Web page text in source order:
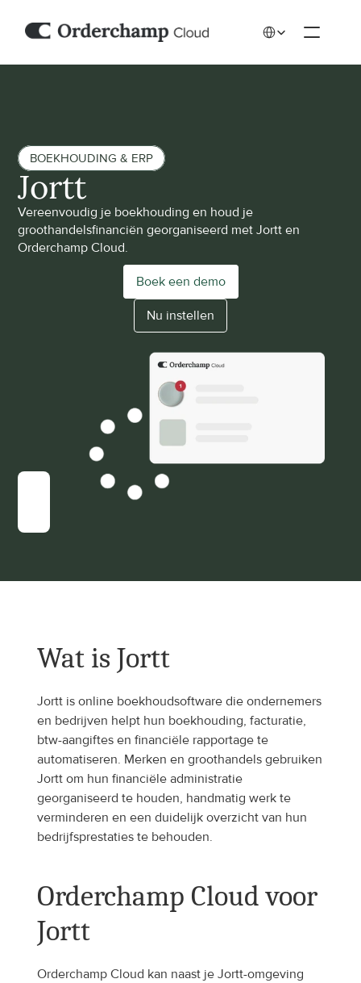
BOEKHOUDING & ERP
Jortt
Vereenvoudig je boekhouding en houd je
groothandelsfinanciën georganiseerd met Jortt en
Orderchamp Cloud.
Boek een demo
Nu instellen
Wat is Jortt
Jortt is online boekhoudsoftware die ondernemers
en bedrijven helpt hun boekhouding, facturatie,
btw-aangiftes en financiële rapportage te
automatiseren. Merken en groothandels gebruiken
Jortt om hun financiële administratie
georganiseerd te houden, handmatig werk te
verminderen en een duidelijk overzicht van hun
bedrijfsprestaties te behouden.
Orderchamp Cloud voor
Jortt
Orderchamp Cloud kan naast je Jortt-omgeving